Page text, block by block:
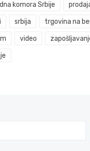
komora Srbije
srbija trgovina na
video